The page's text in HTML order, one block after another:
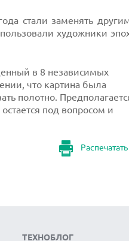
стали заменять
художники
в 8 независимых
что картина была
полотно.
под вопросом и
Распечатать
ТЕХНОБЛОГ